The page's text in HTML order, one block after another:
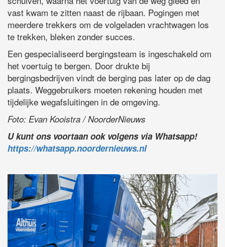
vast kwam te zitten naast de rijbaan. Pogingen met
meerdere trekkers om de volgeladen vrachtwagen los
te trekken, bleken zonder succes.
Een gespecialiseerd bergingsteam is ingeschakeld om
het voertuig te bergen. Door drukte bij
bergingsbedrijven vindt de berging pas later op de dag
plaats. Weggebruikers moeten rekening houden met
tijdelijke wegafsluitingen in de omgeving.
Foto: Evan Kooistra / NoorderNieuws
U kunt ons voortaan ook volgens via Whatsapp!
https://whatsapp.noordernieuws.nl